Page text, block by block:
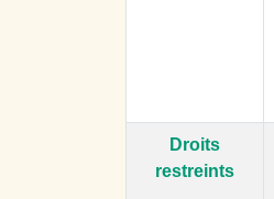
Droits
restreints